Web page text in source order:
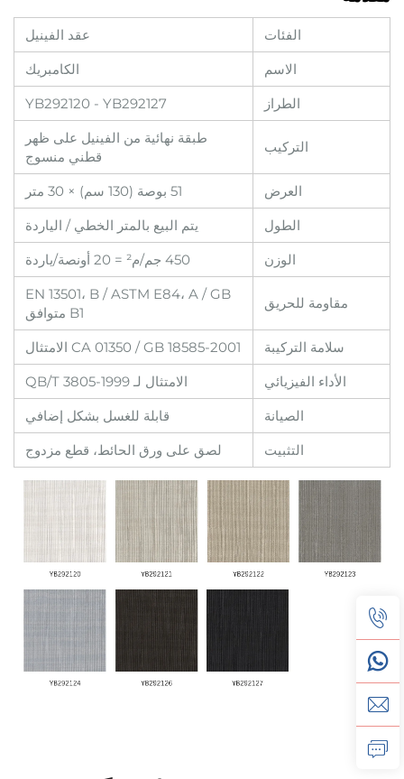
الفئات
عقد الفينيل
الاسم
الكامبريك
الطراز
YB292120 - YB292127
التركيب
طبقة نهائية من الفينيل على ظهر
قطني منسوج
العرض
51 بوصة (130 سم) × 30 متر
الطول
يتم البيع بالمتر الخطي / الياردة
الوزن
450 جم/م² = 20 أونصة/ياردة
مقاومة للحريق
EN 13501، B / ASTM E84، A / GB
B1 متوافق
سلامة التركيبة
CA 01350 / GB 18585-2001 الامتثال
الأداء الفيزيائي
الامتثال لـ QB/T 3805-1999
الصيانة
قابلة للغسل بشكل إضافي
التثبيت
لصق على ورق الحائط، قطع مزدوج